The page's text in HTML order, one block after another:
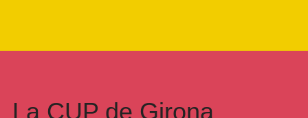
La CUP de Girona